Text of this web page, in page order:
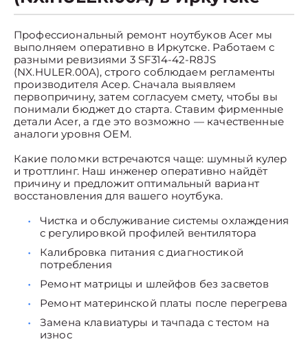
Профессиональный ремонт ноутбуков Acer мы
выполняем оперативно в Иркутске. Работаем с
разными ревизиями 3 SF314-42-R8JS
(NX.HULER.00A), строго соблюдаем регламенты
производителя Асер. Сначала выявляем
первопричину, затем согласуем смету, чтобы вы
понимали бюджет до старта. Ставим фирменные
детали Acer, а где это возможно — качественные
аналоги уровня OEM.
Какие поломки встречаются чаще: шумный кулер
и троттлинг. Наш инженер оперативно найдёт
причину и предложит оптимальный вариант
восстановления для вашего ноутбука.
Чистка и обслуживание системы охлаждения
с регулировкой профилей вентилятора
Калибровка питания с диагностикой
потребления
Ремонт матрицы и шлейфов без засветов
Ремонт материнской платы после перегрева
Замена клавиатуры и тачпада с тестом на
износ